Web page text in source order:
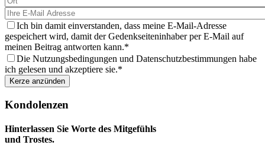
aus
Ich bin damit einverstanden, dass meine E-Mail-Adresse
gespeichert wird, damit der Gedenkseiteninhaber per E-Mail auf
meinen Beitrag antworten kann.
Die Nutzungsbedingungen und Datenschutzbestimmungen habe
ich gelesen und akzeptiere sie.
Kondolenzen
Hinterlassen Sie Worte des Mitgefühls
und Trostes.